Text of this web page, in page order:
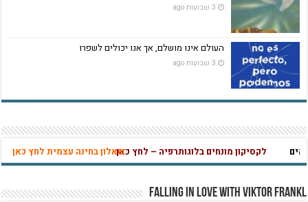
3 שבועות ago
העולם אינו מושלם, אך אנו יכולים לשפרו
3 שבועות ago
לקסיקון מונחים בלוגותרפיה – לחץ כאןשאלון בחינה עצמית לחץ כאן
מהי אהבה
Falling in Love with Viktor Frankl